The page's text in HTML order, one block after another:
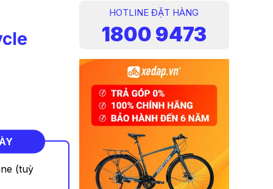
(tuỳ
HOTLINE ĐẶT HÀNG
1800 9473